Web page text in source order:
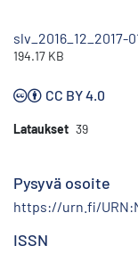
slv_2016_12_2017-
194.17 KB
CC BY 4.0
Lataukset 39
Pysyvä osoite
https://urn.fi/
ISSN